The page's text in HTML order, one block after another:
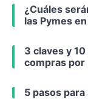
¿Cuáles
las Pymes
3 claves y
compras por
5 pasos